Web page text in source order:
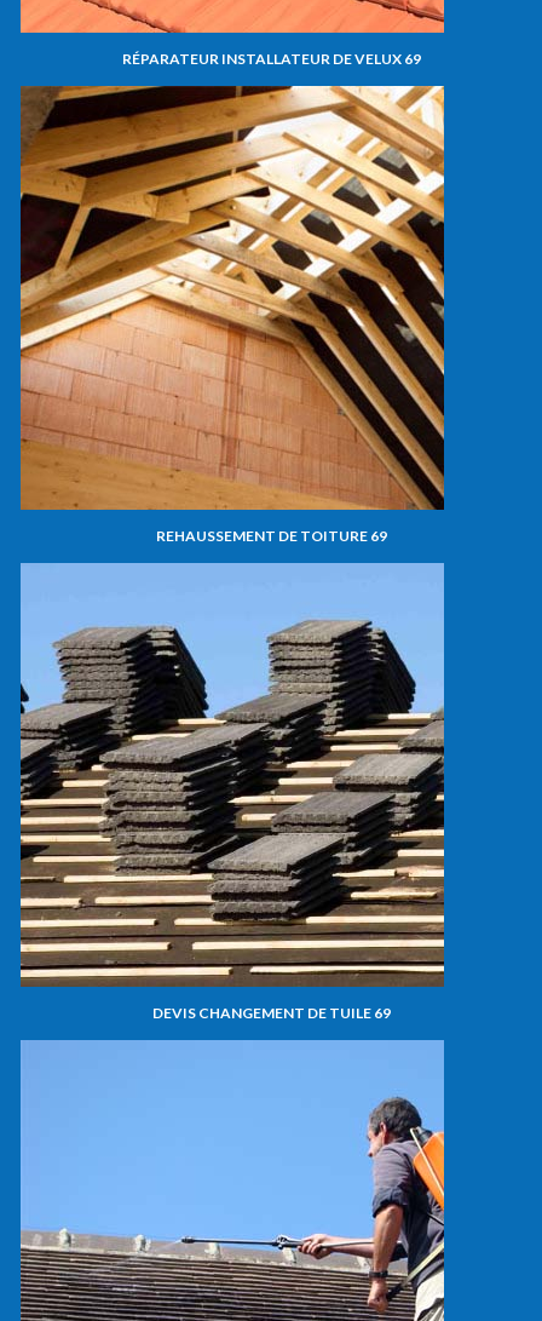
RÉPARATEUR INSTALLATEUR DE VELUX 69
REHAUSSEMENT DE TOITURE 69
DEVIS CHANGEMENT DE TUILE 69